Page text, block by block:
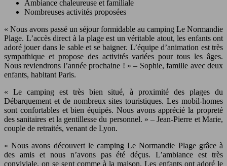
Ambiance chaleureuse et familiale
Nombreuses activités proposées
« Nous avons passé un séjour formidable au camping Le Normandie
Plage. L’accès direct à la plage est un véritable atout, les enfants ont
adoré jouer dans le sable et se baigner. L’équipe d’animation est très
sympathique et propose des activités variées pour tous les âges.
Nous reviendrons l’année prochaine ! » – Sophie, famille avec deux
enfants, habitant Paris.
« Le camping est très bien situé, à proximité des plages du
Débarquement et de nombreux sites touristiques. Les mobil-homes
sont confortables et bien équipés. Nous avons apprécié la propreté
des sanitaires et la gentillesse du personnel. » – Jean-Pierre et Marie,
couple de retraités, venant de Lyon.
« Nous avons découvert le camping Le Normandie Plage grâce à
des amis et nous n’avons pas été déçus. L’ambiance est très
conviviale, on se sent comme à la maison. Les enfants ont adoré le